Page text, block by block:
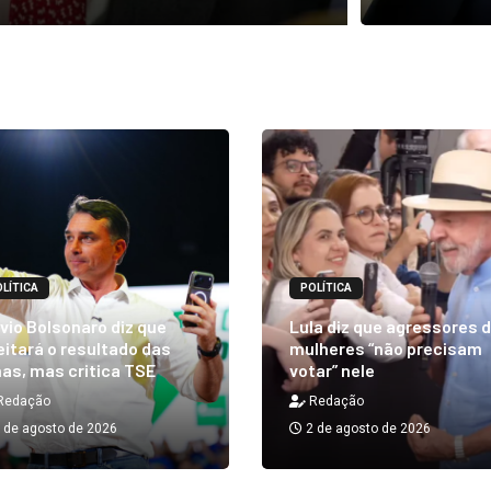
Bolsonaro diz que
o resultado das
mas critica TSE
de agosto de 2026
POLÍTICA
Lula diz que agressores
mulheres “não precisam
votar” nele
Redação
2 de agosto de 2026